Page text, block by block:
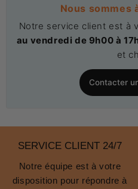
Nous sommes
Notre service client est à
au vendredi de 9h00 à
et
Contacter
SERVICE CLIENT 24/7
Notre équipe est à votre
disposition pour répondre à